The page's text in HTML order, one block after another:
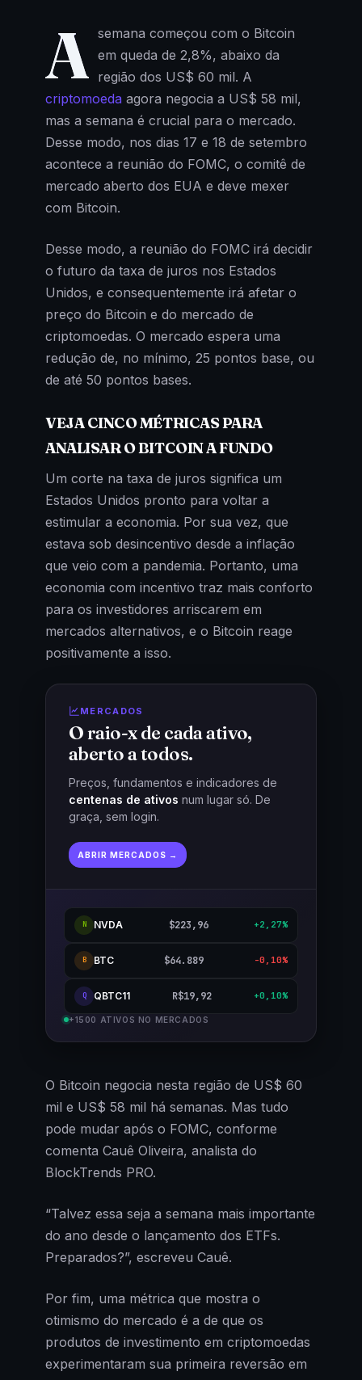
A semana começou com o Bitcoin
em queda de 2,8%, abaixo da
região dos US$ 60 mil. A
criptomoeda agora negocia a US$ 58 mil,
mas a semana é crucial para o mercado.
Desse modo, nos dias 17 e 18 de setembro
acontece a reunião do FOMC, o comitê de
mercado aberto dos EUA e deve mexer
com Bitcoin.
Desse modo, a reunião do FOMC irá decidir
o futuro da taxa de juros nos Estados
Unidos, e consequentemente irá afetar o
preço do Bitcoin e do mercado de
criptomoedas. O mercado espera uma
redução de, no mínimo, 25 pontos base, ou
de até 50 pontos bases.
VEJA CINCO MÉTRICAS PARA
ANALISAR O BITCOIN A FUNDO
Um corte na taxa de juros significa um
Estados Unidos pronto para voltar a
estimular a economia. Por sua vez, que
estava sob desincentivo desde a inflação
que veio com a pandemia. Portanto, uma
economia com incentivo traz mais conforto
para os investidores arriscarem em
mercados alternativos, e o Bitcoin reage
positivamente a isso.
MERCADOS
O raio-x de cada ativo,
aberto a todos.
Preços, fundamentos e indicadores de
centenas de ativos num lugar só. De
graça, sem login.
ABRIR MERCADOS →
N NVDA $223,96 +2,27%
B BTC $64.889 -0,10%
Q QBTC11 R$19,92 +0,10%
+1500 ATIVOS NO MERCADOS
O Bitcoin negocia nesta região de US$ 60
mil e US$ 58 mil há semanas. Mas tudo
pode mudar após o FOMC, conforme
comenta Cauê Oliveira, analista do
BlockTrends PRO.
“Talvez essa seja a semana mais importante
do ano desde o lançamento dos ETFs.
Preparados?”, escreveu Cauê.
Por fim, uma métrica que mostra o
otimismo do mercado é a de que os
produtos de investimento em criptomoedas
experimentaram sua primeira reversão em